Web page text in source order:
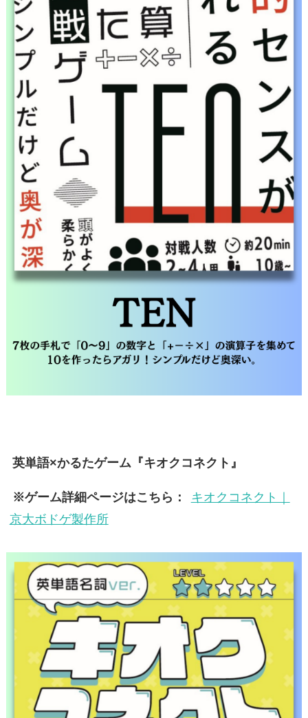
英単語×かるたゲーム『キオクコネクト』
※ゲーム詳細ページはこちら：
キオクコネクト｜
京大ボドゲ製作所